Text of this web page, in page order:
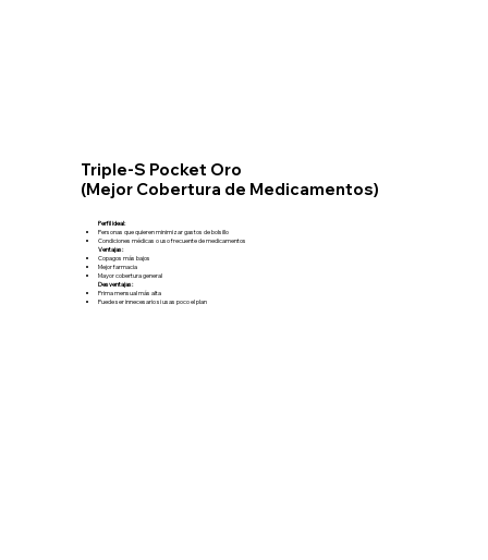
Triple-S Pocket Oro
(Mejor Cobertura de Medicamentos)
Perfil ideal:
Personas que quieren minimizar gastos de bolsillo
Condiciones médicas o uso frecuente de medicamentos
Ventajas:
Copagos más bajos
Mejor farmacia
Mayor cobertura general
Desventajas:
Prima mensual más alta
Puede ser innecesario si usas poco el plan